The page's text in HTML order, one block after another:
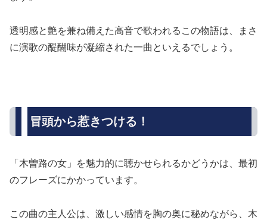
透明感と艶を兼ね備えた高音で歌われるこの物語は、まさ
に演歌の醍醐味が凝縮された一曲といえるでしょう。
冒頭から惹きつける！
「木曽路の女」を魅力的に聴かせられるかどうかは、最初
のフレーズにかかっています。
この曲の主人公は、激しい感情を胸の奥に秘めながら、木